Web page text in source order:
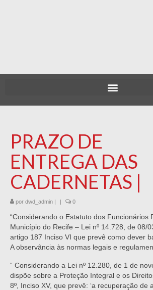
PRAZO DE
ENTREGA DAS
CADERNETAS |
por dwd_admin | | 0
“Considerando o Estatuto dos Funcionários
Município do Recife – Lei nº 14.728, de 08/
artigo 187 Inciso VI que prevê como dever
A observância às normas legais e
“ Considerando a Lei nº 12.280, de 1 de
dispõe sobre a Proteção Integral e os
8º, Inciso XV, que prevê: ‘a recuperação de